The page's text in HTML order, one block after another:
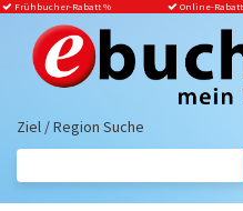
Frühbucher-Rabatt% Online-Rabatt
Ziel / Region Suche